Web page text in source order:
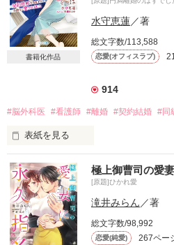
岡本 蓮
一二三製薬のエリート研究員 ３０歳
（実は一二三の社長)
✩素敵なレビューどうもありがとう
作品を読
書籍化作品
水守恵蓮／著
総文字数/113,588
恋愛(オフィスラブ)
914
#脳外科医 #看護師 #離婚 #契約結婚 #同
表紙を見る
霧生颯汰
パリ帰りのエリート新鋭脳外科医
×
茅萱霞
お節介がたまにキズの手術室看護師
*･゜ﾟ･*:.｡..｡.:*･*:ﾟ･*:.｡. .｡.:*･゜ﾟ･**･
極上御曹司の愛
[原題]ひかれ愛
滝井みらん ／著
総文字数/98,992
恋愛(純愛) 267ペー